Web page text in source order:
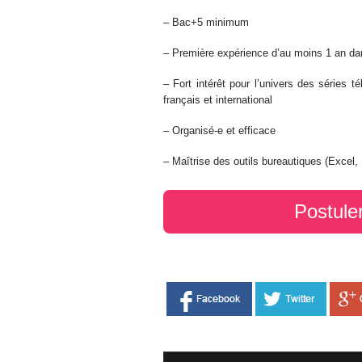
– Bac+5 minimum
– Première expérience d’au moins 1 an
– Fort intérêt pour l’univers des séries
français et international
– Organisé-e et efficace
– Maîtrise des outils bureautiques (Excel,